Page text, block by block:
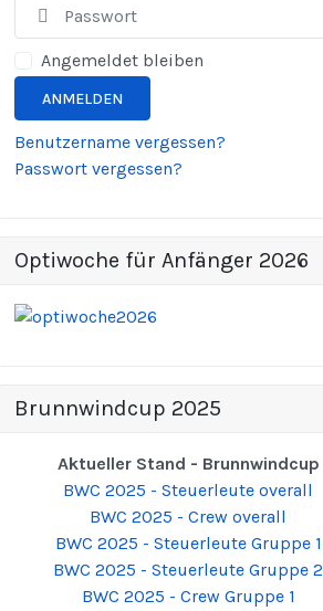
Angemeldet bleiben
ANMELDEN
Benutzername vergessen?
Passwort vergessen?
Optiwoche für Anfänger 2026
Brunnwindcup 2025
Aktueller Stand - Brunnwindcup
BWC 2025 - Steuerleute overall
BWC 2025 - Crew overall
BWC 2025 - Steuerleute Gruppe 1
BWC 2025 - Steuerleute Gruppe 2
BWC 2025 - Crew Gruppe 1